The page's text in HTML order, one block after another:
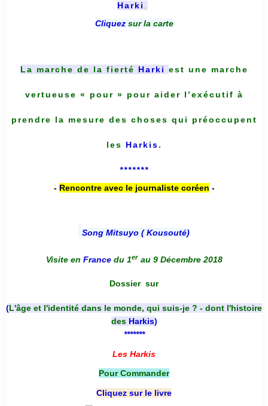
Harki
Cliquez sur la carte
La marche de la fierté Harki est une marche
vertueuse « pour » pour aider l’exécutif à
prendre la mesure des choses qui préoccupent
les Harkis.
*******
- Rencontre avec le journaliste coréen -
Song Mitsuyo ( Kousouté)
Visite en France du 1er au 9 Décembre 2018
Dossier sur
(L'âge et l'identité dans le monde, qui suis-je ? - dont l'histoire
des Harkis)
*******
Les Harkis
Pour Commander
Cliquez sur le livre